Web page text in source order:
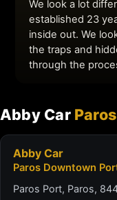
Abby Car
Abby Car
Paros Downtown
Paros Port, Paros,